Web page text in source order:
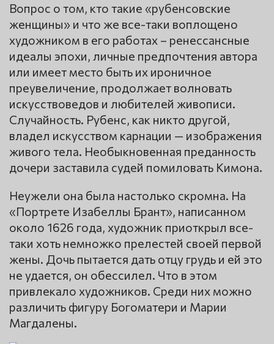
Вопрос о том, кто такие «рубенсовские
женщины» и что же все-таки воплощено
художником в его работах – ренессансные
идеалы эпохи, личные предпочтения автора
или имеет место быть их ироничное
преувеличение, продолжает волновать
искусствоведов и любителей живописи.
Случайность. Рубенс, как никто другой,
владел искусством карнации — изображения
живого тела. Необыкновенная преданность
дочери заставила судей помиловать Кимона.
Неужели она была настолько скромна. На
«Портрете Изабеллы Брант», написанном
около 1626 года, художник приоткрыл все-
таки хоть немножко прелестей своей первой
жены. Дочь пытается дать отцу грудь и ей это
не удается, он обессилел. Что в этом
привлекало художников. Среди них можно
различить фигуру Богоматери и Марии
Магдалены.